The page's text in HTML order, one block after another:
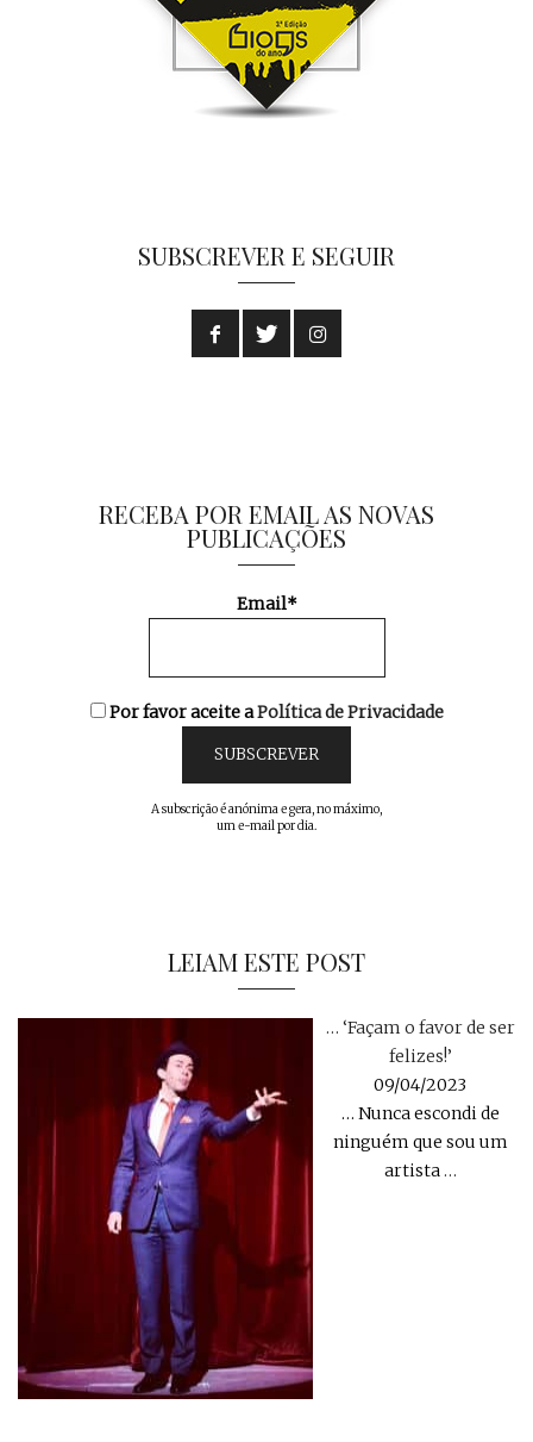
SUBSCREVER E SEGUIR
RECEBA POR EMAIL AS NOVAS
PUBLICAÇÕES
Email*
Por favor aceite aPolítica de Privacidade
A subscrição é anónima e gera, no máximo,
um e-mail por dia.
LEIAM ESTE POST
… ‘Façam o favor de ser
felizes!’
09/04/2023
… Nunca escondi de
ninguém que sou um
artista…